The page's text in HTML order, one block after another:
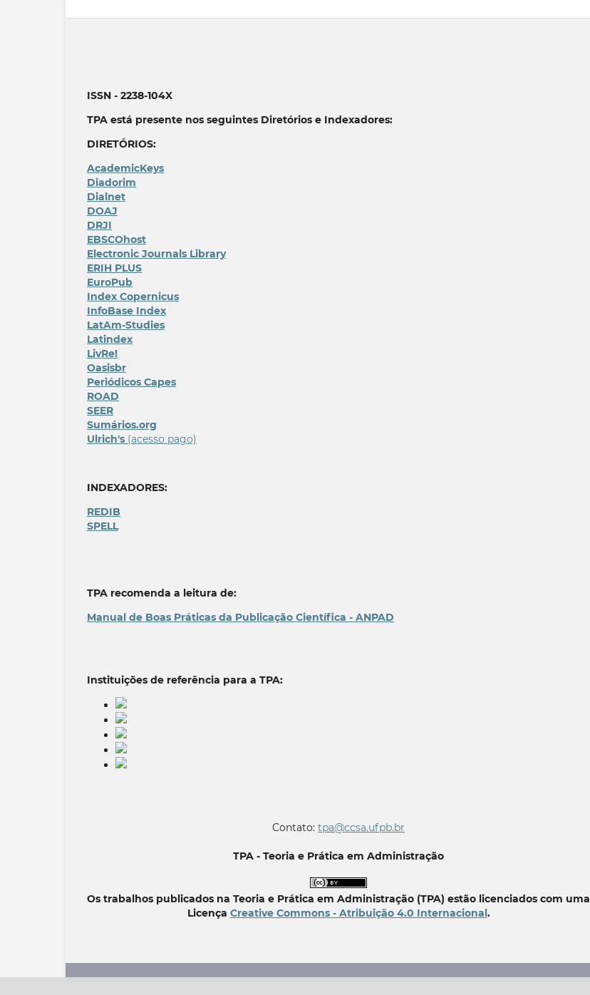
ISSN - 2238-104X
TPA está presente nos seguintes Diretórios e Indexadores:
DIRETÓRIOS:
AcademicKeys
Diadorim
Dialnet
DOAJ
DRJI
EBSCOhost
Electronic Journals Library
ERIH PLUS
EuroPub
Index Copernicus
InfoBase Index
LatAm-Studies
Latindex
LivRe!
Oasisbr
Periódicos Capes
ROAD
SEER
Sumários.org
Ulrich's (acesso pago)
INDEXADORES:
REDIB
SPELL
TPA recomenda a leitura de:
Manual de Boas Práticas da Publicação Científica - ANPAD
Instituições de referência para a TPA:
Contato: tpa@ccsa.ufpb.br
TPA - Teoria e Prática em Administração
Os trabalhos publicados na Teoria e Prática em Administração (TPA) estão licenciados com uma
Licença Creative Commons - Atribuição 4.0 Internacional.